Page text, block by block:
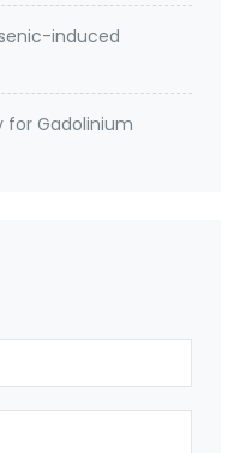
induced
for Gadolinium